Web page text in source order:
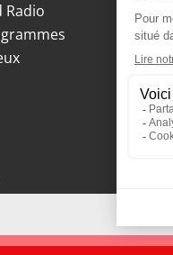
Radio